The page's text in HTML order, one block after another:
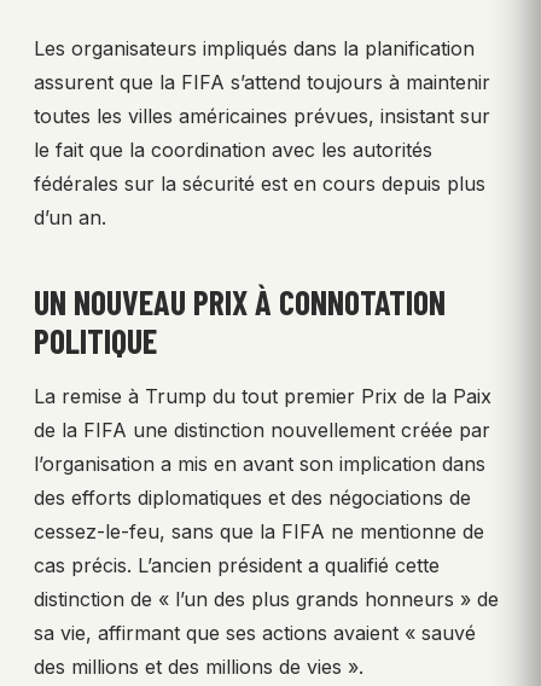
Les organisateurs impliqués dans la planification
assurent que la FIFA s’attend toujours à maintenir
toutes les villes américaines prévues, insistant sur
le fait que la coordination avec les autorités
fédérales sur la sécurité est en cours depuis plus
d’un an.
UN NOUVEAU PRIX À CONNOTATION
POLITIQUE
La remise à Trump du tout premier Prix de la Paix
de la FIFA une distinction nouvellement créée par
l’organisation a mis en avant son implication dans
des efforts diplomatiques et des négociations de
cessez-le-feu, sans que la FIFA ne mentionne de
cas précis. L’ancien président a qualifié cette
distinction de « l’un des plus grands honneurs » de
sa vie, affirmant que ses actions avaient « sauvé
des millions et des millions de vies ».